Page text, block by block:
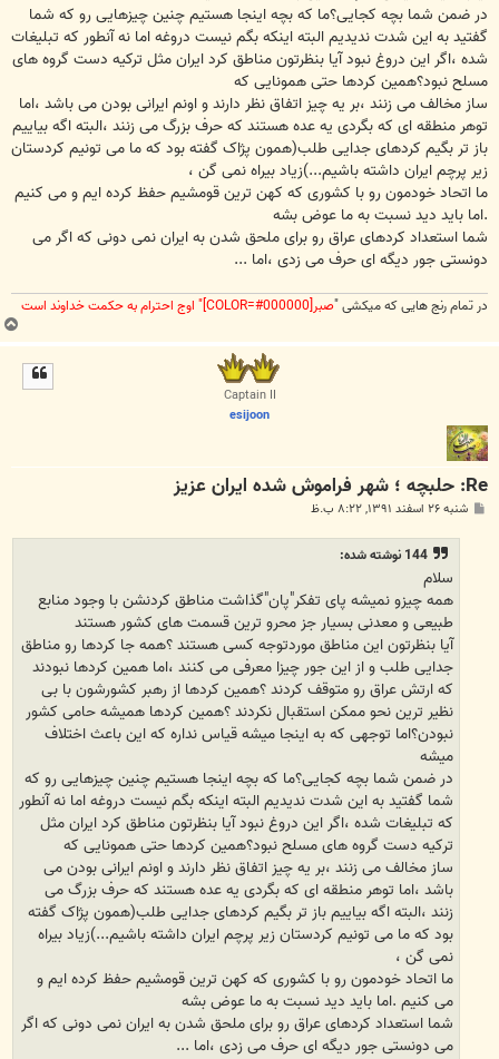
در ضمن شما بچه کجایی؟ما که بچه اینجا هستیم چنین چیزهایی رو که شما
گفتید به این شدت ندیدیم البته اینکه بگم نیست دروغه اما نه آنطور که تبلیغات
شده ،اگر این دروغ نبود آیا بنظرتون مناطق کرد ایران مثل ترکیه دست گروه های
مسلح نبود؟همین کردها حتی همونایی که
ساز مخالف می زنند ،بر یه چیز اتفاق نظر دارند و اونم ایرانی بودن می باشد ،اما
توهر منطقه ای که بگردی یه عده هستند که حرف بزرگ می زنند ،البته اگه بیاییم
باز تر بگیم کردهای جدایی طلب(همون پژاک گفته بود که ما می تونیم کردستان
زیر پرچم ایران داشته باشیم...)زیاد بیراه نمی گن ،
ما اتحاد خودمون رو با کشوری که کهن ترین قومشیم حفظ کرده ایم و می کنیم
.اما باید دید نسبت به ما عوض بشه
شما استعداد کردهای عراق رو برای ملحق شدن به ایران نمی دونی که اگر می
دونستی جور دیگه ای حرف می زدی ،اما ...
در تمام رنج هایی که میکشی "صبر[COLOR=#000000]" اوج احترام به حکمت خداوند است
Captain II
esijoon
Re: حلبچه ؛ شهر فراموش شده ایران عزیز
شنبه ۲۶ اسفند ۱۳۹۱, ۸:۲۲ ب.ظ
144 نوشته شده:
سلام
همه چیزو نمیشه پای تفکر"پان"گذاشت مناطق کردنشن با وجود منابع
طبیعی و معدنی بسیار جز محرو ترین قسمت های کشور هستند
آیا بنظرتون این مناطق موردتوجه کسی هستند ؟همه جا کردها رو مناطق
جدایی طلب و از این جور چیزا معرفی می کنند ،اما همین کردها نبودند
که ارتش عراق رو متوقف کردند ؟همین کردها از رهبر کشورشون با بی
نظیر ترین نحو ممکن استقبال نکردند ؟همین کردها همیشه حامی کشور
نبودن؟اما توجهی که به اینجا میشه قیاس نداره که این باعث اختلاف
میشه
در ضمن شما بچه کجایی؟ما که بچه اینجا هستیم چنین چیزهایی رو که
شما گفتید به این شدت ندیدیم البته اینکه بگم نیست دروغه اما نه آنطور
که تبلیغات شده ،اگر این دروغ نبود آیا بنظرتون مناطق کرد ایران مثل
ترکیه دست گروه های مسلح نبود؟همین کردها حتی همونایی که
ساز مخالف می زنند ،بر یه چیز اتفاق نظر دارند و اونم ایرانی بودن می
باشد ،اما توهر منطقه ای که بگردی یه عده هستند که حرف بزرگ می
زنند ،البته اگه بیاییم باز تر بگیم کردهای جدایی طلب(همون پژاک گفته
بود که ما می تونیم کردستان زیر پرچم ایران داشته باشیم...)زیاد بیراه
نمی گن ،
ما اتحاد خودمون رو با کشوری که کهن ترین قومشیم حفظ کرده ایم و
می کنیم .اما باید دید نسبت به ما عوض بشه
شما استعداد کردهای عراق رو برای ملحق شدن به ایران نمی دونی که اگر
می دونستی جور دیگه ای حرف می زدی ،اما ...